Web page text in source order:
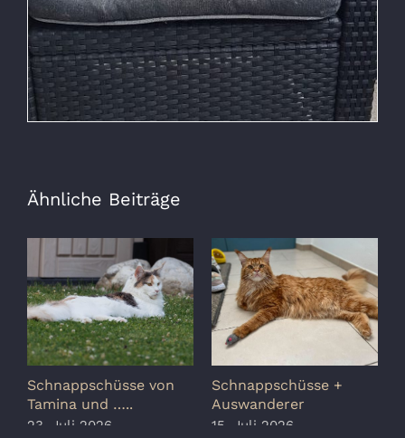
Ähnliche Beiträge
Schnappschüsse von
Tamina und …..
23. Juli 2026
Schnappschüsse +
Auswanderer
15. Juli 2026